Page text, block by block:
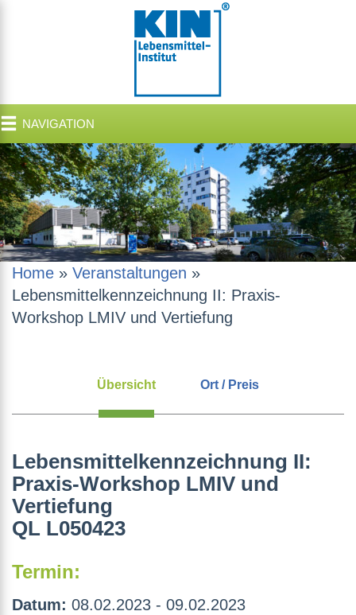
NAVIGATION
Home » Veranstaltungen »
Lebensmittelkennzeichnung II: Praxis-
Workshop LMIV und Vertiefung
Übersicht Ort / Preis
Lebensmittelkennzeichnung II:
Praxis-Workshop LMIV und
Vertiefung
QL L050423
Termin:
Datum: 08.02.2023 - 09.02.2023